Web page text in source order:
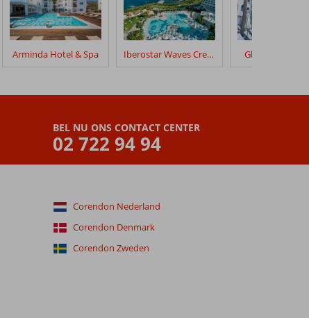
Arminda Hotel & Spa Iberostar Waves Creta Panorama & Mare Glaros Beach
BEL NU ONS CONTACT CENTER
02 722 94 94
Corendon Nederland
Corendon Denmark
Corendon Zweden